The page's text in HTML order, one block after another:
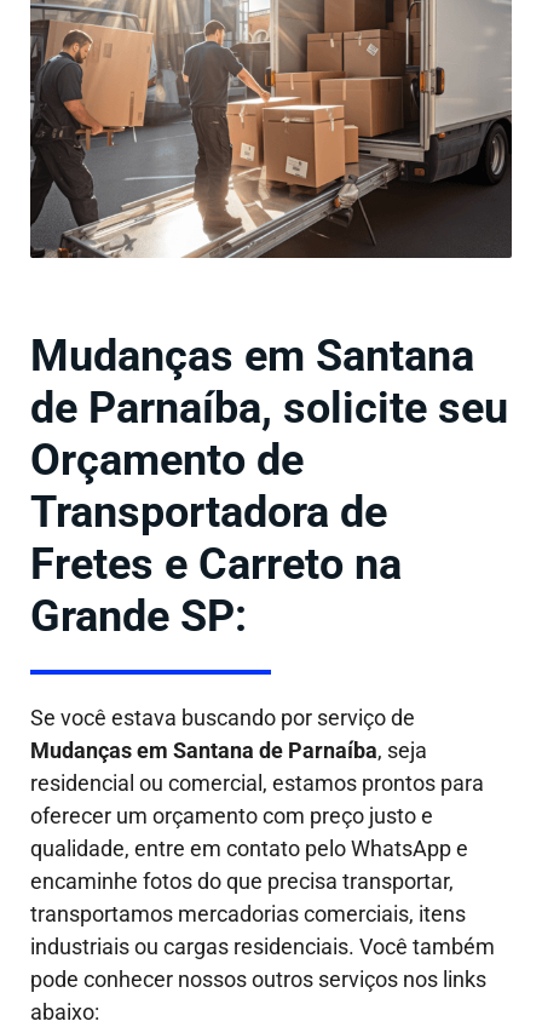
Mudanças em Santana
de Parnaíba, solicite seu
Orçamento de
Transportadora de
Fretes e Carreto na
Grande SP:
Se você estava buscando por serviço de
Mudanças em Santana de Parnaíba, seja
residencial ou comercial, estamos prontos para
oferecer um orçamento com preço justo e
qualidade, entre em contato pelo WhatsApp e
encaminhe fotos do que precisa transportar,
transportamos mercadorias comerciais, itens
industriais ou cargas residenciais. Você também
pode conhecer nossos outros serviços nos links
abaixo: